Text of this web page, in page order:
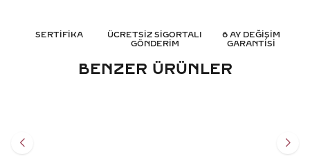
SERTİFİKA
ÜCRETSİZ SİGORTALI
GÖNDERİM
6 AY DEĞİŞİM
GARANTİSİ
BENZER ÜRÜNLER